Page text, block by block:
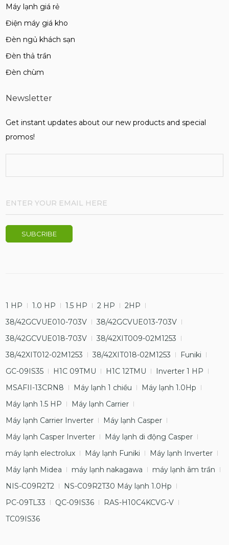
Máy lạnh giá rẻ
Điện máy giá kho
Đèn ngủ khách sạn
Đèn thả trần
Đèn chùm
Newsletter
Get instant updates about our new products and special
promos!
1 HP 1.0 HP 1.5 HP 2 HP
2HP
38/42GCVUE010-703V
38/42GCVUE013-703V
38/42GCVUE018-703V
38/42XIT009-02M1253
38/42XIT012-02M1253
38/42XIT018-02M1253
Funiki
GC-09IS35
H1C 09TMU H1C 12TMU
Inverter 1 HP
MSAFII-13CRN8
Máy lạnh 1 chiều
Máy lạnh 1.0Hp
Máy lạnh 1.5 HP
Máy lạnh Carrier
Máy lạnh Carrier Inverter
Máy lạnh Casper
Máy lạnh Casper Inverter
Máy lạnh di động Casper
máy lạnh electrolux
Máy lạnh Funiki
Máy lạnh Inverter
Máy lạnh Midea
máy lạnh nakagawa
máy lạnh âm trần
NIS-C09R2T2
NS-C09R2T30 Máy lạnh 1.0Hp
PC-09TL33
QC-09IS36
RAS-H10C4KCVG-V
TC09IS36